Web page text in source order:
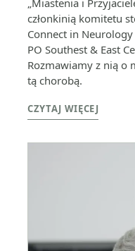
członkinią komitetu
Connect in
PO Southest & East
Rozmawiamy z nią o
tą chorobą.
CZYTAJ WIĘCEJ